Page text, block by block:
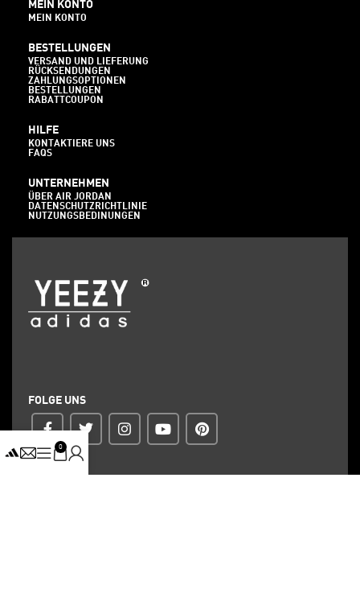
MEIN KONTO
MEIN KONTO
BESTELLUNGEN
VERSAND UND LIEFERUNG
RÜCKSENDUNGEN
ZAHLUNGSOPTIONEN
BESTELLUNGEN
RABATTCOUPON
HILFE
KONTAKTIERE UNS
FAQS
UNTERNEHMEN
ÜBER AIR JORDAN
DATENSCHUTZRICHTLINIE
NUTZUNGSBEDINUNGEN
FOLGE UNS
0